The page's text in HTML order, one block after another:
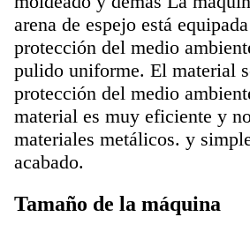
arena de espejo está equipada
protección del medio
pulido uniforme. El material
protección del medio
material es muy eficiente y
materiales metálicos. y
acabado.
Tamaño de la máquina